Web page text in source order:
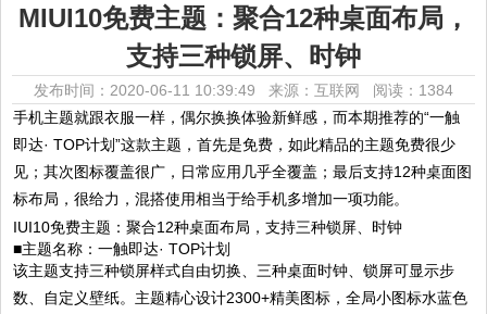
MIUI10免费主题：聚合12种桌面布局，
支持三种锁屏、时钟
发布时间：2020-06-11 10:39:49 来源：互联网 阅读：1384
手机主题就跟衣服一样，偶尔换换体验新鲜感，而本期推荐的“一触
即达· TOP计划”这款主题，首先是免费，如此精品的主题免费很少
见；其次图标覆盖很广，日常应用几乎全覆盖；最后支持12种桌面图
标布局，很给力，混搭使用相当于给手机多增加一项功能。
■主题名称：一触即达· TOP计划
该主题支持三种锁屏样式自由切换、三种桌面时钟、锁屏可显示步
数、自定义壁纸。主题精心设计2300+精美图标，全局小图标水蓝色